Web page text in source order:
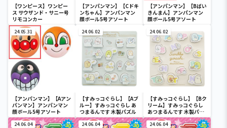
【ワンピース】ワンピー
ス サウザンド・サニー号
リモコンカー
【アンパンマン】【Cドキ
ンちゃん】アンパンマン
顔ボール5号アソート
【アンパンマン】【Bばい
きんまん】アンパンマン
顔ボール5号アソート
24.05.31
【アンパンマン】【Aアン
パンマン】アンパンマン
顔ボール5号アソート
24.06.02
【すみっコぐらし】【Aブ
ルー】すみっコぐらし あ
つまるんです 木製パズル
24.06.02
【すみっコぐらし】【Bク
リーム】すみっコぐらし
あつまるんです 木製パズ
ル
24.06.04 24.06.04 24.06.04